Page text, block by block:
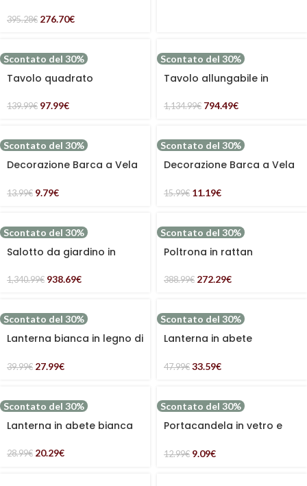
bianco
395.28€ 276.70€
Scontato del 30%
Tavolo quadrato
piano ribaltabile in acciaio
139.99€ 97.99€
Scontato del 30%
Tavolo allungabile in
“Apollo”
1,134.99€ 794.49€
Scontato del 30%
Decorazione Barca a Vela
24X2,5H17
13.99€ 9.79€
Scontato del 30%
Decorazione Barca a Vela
15.99€ 11.19€
Scontato del 30%
Salotto da giardino in
“Sirmione”
1,340.99€ 938.69€
Scontato del 30%
Poltrona in rattan
388.99€ 272.29€
Scontato del 30%
Lanterna bianca in legno di
39.99€ 27.99€
Scontato del 30%
Lanterna in abete
47.99€ 33.59€
Scontato del 30%
Lanterna in abete bianca
28.99€ 20.29€
Scontato del 30%
Portacandela in vetro e
12.99€ 9.09€